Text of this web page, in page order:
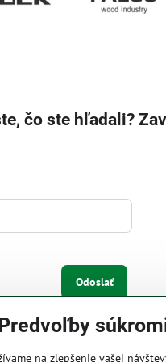
čo ste hľadali?
Odoslať
s.r.o.
na zlepšenie vašej